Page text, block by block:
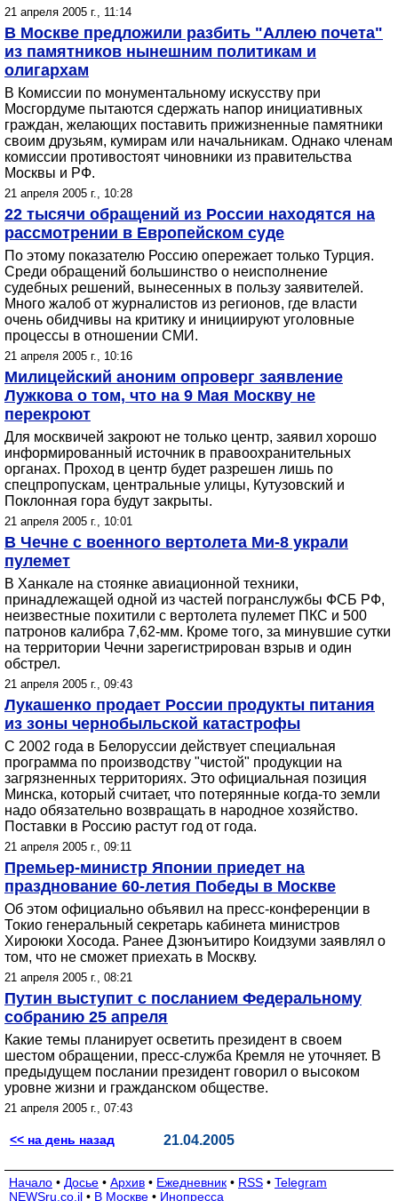
21 апреля 2005 г., 11:14
В Москве предложили разбить "Аллею почета"
из памятников нынешним политикам и
олигархам
В Комиссии по монументальному искусству при
Мосгордуме пытаются сдержать напор инициативных
граждан, желающих поставить прижизненные памятники
своим друзьям, кумирам или начальникам. Однако членам
комиссии противостоят чиновники из правительства
Москвы и РФ.
21 апреля 2005 г., 10:28
22 тысячи обращений из России находятся на
рассмотрении в Европейском суде
По этому показателю Россию опережает только Турция.
Среди обращений большинство о неисполнение
судебных решений, вынесенных в пользу заявителей.
Много жалоб от журналистов из регионов, где власти
очень обидчивы на критику и инициируют уголовные
процессы в отношении СМИ.
21 апреля 2005 г., 10:16
Милицейский аноним опроверг заявление
Лужкова о том, что на 9 Мая Москву не
перекроют
Для москвичей закроют не только центр, заявил хорошо
информированный источник в правоохранительных
органах. Проход в центр будет разрешен лишь по
спецпропускам, центральные улицы, Кутузовский и
Поклонная гора будут закрыты.
21 апреля 2005 г., 10:01
В Чечне с военного вертолета Ми-8 украли
пулемет
В Ханкале на стоянке авиационной техники,
принадлежащей одной из частей погранслужбы ФСБ РФ,
неизвестные похитили с вертолета пулемет ПКС и 500
патронов калибра 7,62-мм. Кроме того, за минувшие сутки
на территории Чечни зарегистрирован взрыв и один
обстрел.
21 апреля 2005 г., 09:43
Лукашенко продает России продукты питания
из зоны чернобыльской катастрофы
С 2002 года в Белоруссии действует специальная
программа по производству "чистой" продукции на
загрязненных территориях. Это официальная позиция
Минска, который считает, что потерянные когда-то земли
надо обязательно возвращать в народное хозяйство.
Поставки в Россию растут год от года.
21 апреля 2005 г., 09:11
Премьер-министр Японии приедет на
празднование 60-летия Победы в Москве
Об этом официально объявил на пресс-конференции в
Токио генеральный секретарь кабинета министров
Хироюки Хосода. Ранее Дзюнъитиро Коидзуми заявлял о
том, что не сможет приехать в Москву.
21 апреля 2005 г., 08:21
Путин выступит с посланием Федеральному
собранию 25 апреля
Какие темы планирует осветить президент в своем
шестом обращении, пресс-служба Кремля не уточняет. В
предыдущем послании президент говорил о высоком
уровне жизни и гражданском обществе.
21 апреля 2005 г., 07:43
<< на день назад 21.04.2005
Начало • Досье • Архив • Ежедневник • RSS • Telegram
NEWSru.co.il • В Москве • Инопресса